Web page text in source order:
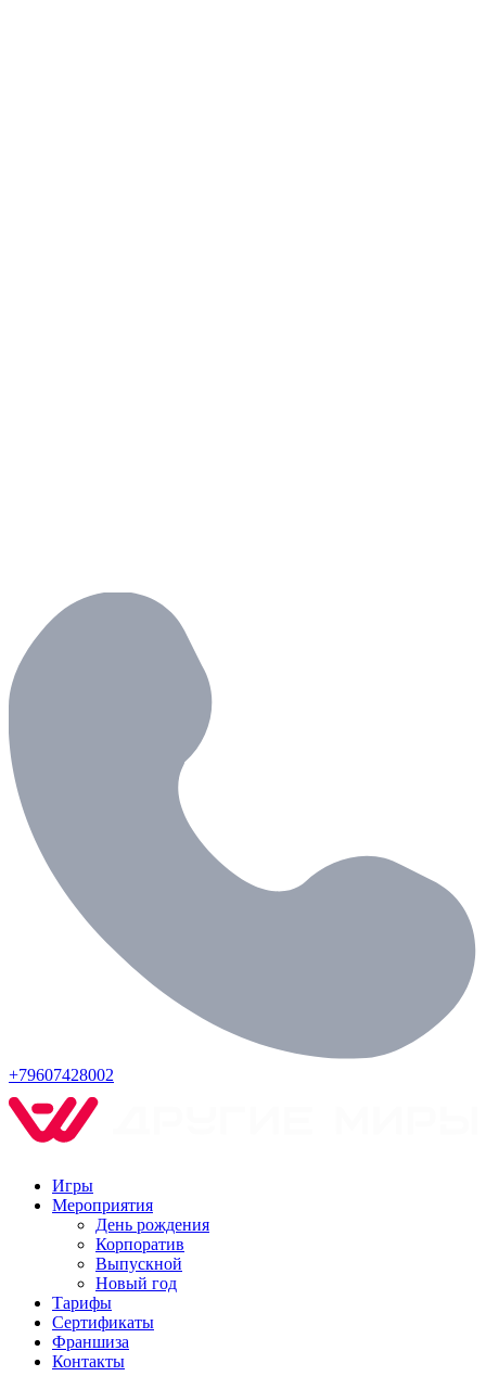
+79607428002
Игры
Мероприятия
День рождения
Корпоратив
Выпускной
Новый год
Тарифы
Сертификаты
Франшиза
Контакты